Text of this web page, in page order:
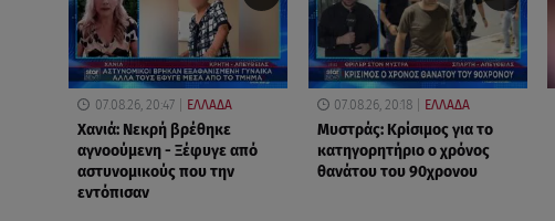
07.08.26, 20:47 ΕΛΛΑΔΑ
Χανιά: Νεκρή βρέθηκε
αγνοούμενη - Ξέφυγε από
αστυνομικούς που την
εντόπισαν
07.08.26, 20:18 ΕΛΛΑΔΑ
Μυστράς: Κρίσιμος για το
κατηγορητήριο ο χρόνος
θανάτου του 90χρονου